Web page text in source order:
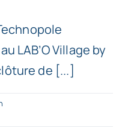
LAB’O Village by
de [...]